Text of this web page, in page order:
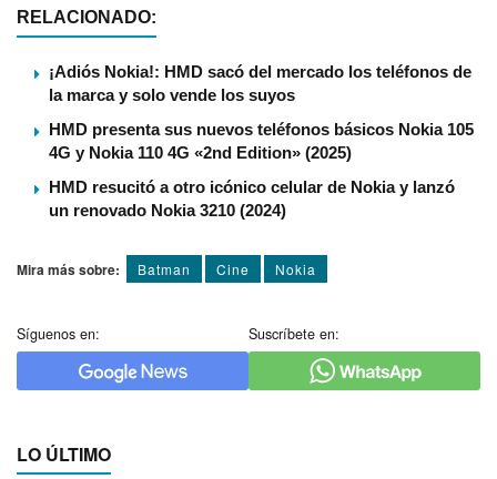
RELACIONADO:
¡Adiós Nokia!: HMD sacó del mercado los teléfonos de
la marca y solo vende los suyos
HMD presenta sus nuevos teléfonos básicos Nokia 105
4G y Nokia 110 4G «2nd Edition» (2025)
HMD resucitó a otro icónico celular de Nokia y lanzó
un renovado Nokia 3210 (2024)
Mira más sobre: Batman Cine Nokia
Síguenos en: Suscríbete en:
LO ÚLTIMO